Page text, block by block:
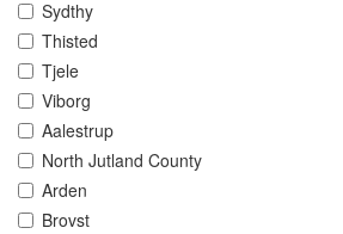
Sydthy
Thisted
Tjele
Viborg
Aalestrup
North Jutland County
Arden
Brovst